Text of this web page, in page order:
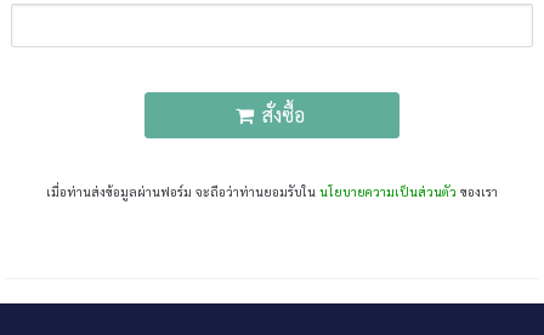
สั่งซื้อ
เมื่อท่านส่งข้อมูลผ่านฟอร์ม จะถือว่าท่านยอมรับใน นโยบายความเป็นส่วนตัว ของเรา